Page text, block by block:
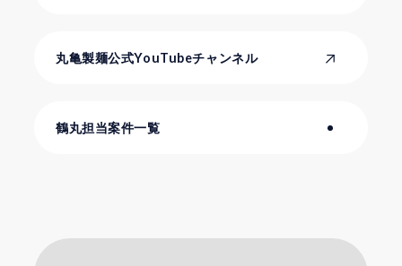
丸亀製麺公式YouTubeチャンネル
鶴丸担当案件一覧